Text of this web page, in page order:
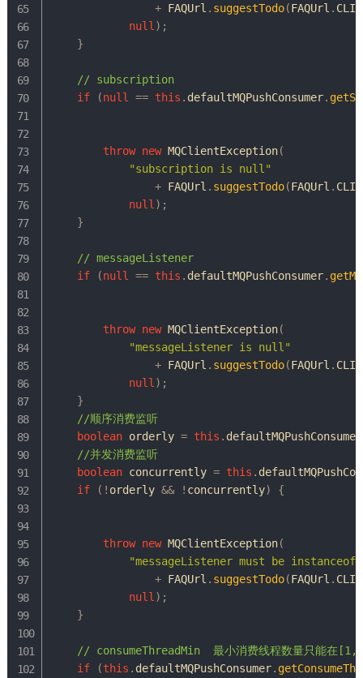
+ FAQUrl . suggestTodo(FAQUrl .
null ) ;
}
// subscription
if
(null == this . defaultMQPushConsumer.
throw new MQClientException(
"subscription is null"
+ FAQUrl . suggestTodo(FAQUrl .
null ) ;
}
// messageListener
if
(null == this . defaultMQPushConsumer.
throw new MQClientException(
"messageListener is null"
+ FAQUrl . suggestTodo(FAQUrl .
null ) ;
}
//顺序消费监听
boolean orderly = this . defaultMQPushConsumer
//并发消费监听
boolean concurrently = this .
if
( ! orderly && ! concurrently) {
throw new MQClientException(
"messageListener must be
+ FAQUrl . suggestTodo(FAQUrl .
null ) ;
}
// consumeThreadMin  最小消费线程数量只能在
if
(this . defaultMQPushConsumer.